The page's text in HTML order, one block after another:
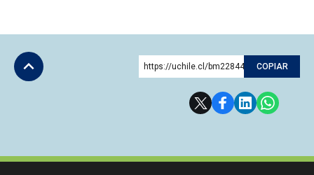
https://uchile.cl/bm228443 COPIAR